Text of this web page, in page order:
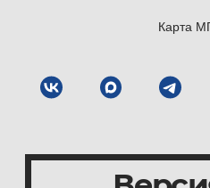
in Mechanical engineering
technologist in the
course of BSTU at the chair
Карта